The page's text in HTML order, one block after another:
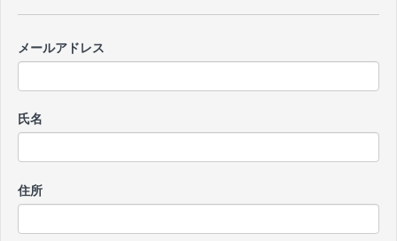
メールアドレス
氏名
住所